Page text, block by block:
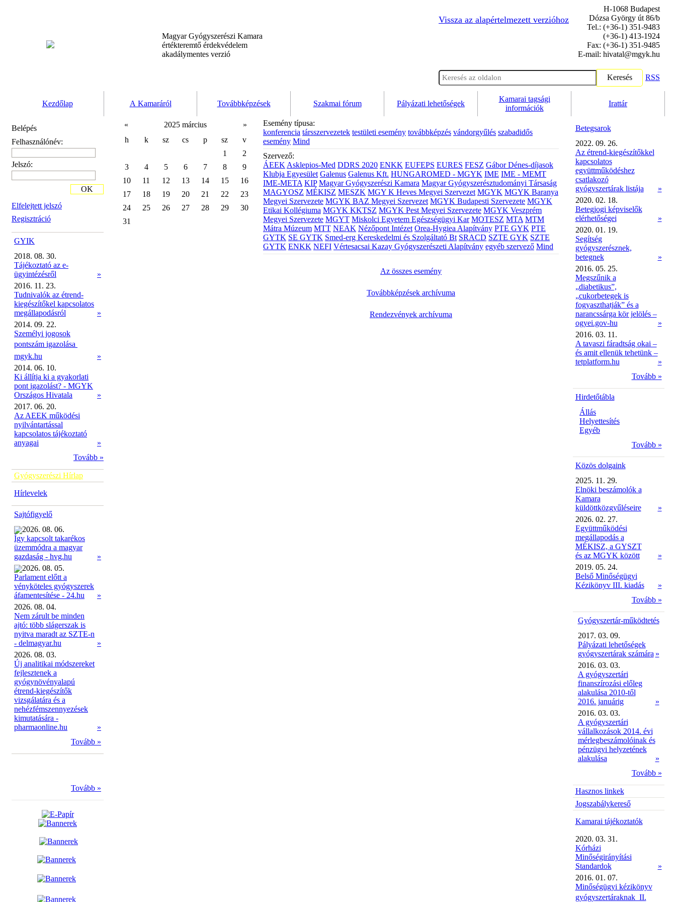
Magyar Gyógyszerészi Kamara
értékteremtő érdekvédelem
akadálymentes verzió
Vissza az alapértelmezett verzióhoz
H-1068 Budapest
Dózsa György út 86/b
Tel.: (+36-1) 351-9483
(+36-1) 413-1924
Fax: (+36-1) 351-9485
E-mail: hivatal@mgyk.hu
Keresés RSS
Kezdőlap A Kamaráról Továbbképzések Szakmai fórum Pályázati lehetőségek
Kamarai tagsági
információk
Irattár
Belépés
Felhasználónév:
Jelszó:
Elfelejtett jelszó
Regisztráció
OK
GYIK
2018. 08. 30.
Tájékoztató az e-
ügyintézésről
»
2016. 11. 23.
Tudnivalók az étrend-
kiegészítőkel kapcsolatos
megállapodásról
»
2014. 09. 22.
Személyi jogosok
pontszám igazolása 
mgyk.hu
»
2014. 06. 10.
Ki állítja ki a gyakorlati
pont igazolást? - MGYK
Országos Hivatala
»
2017. 06. 20.
Az AEEK működési
nyilvántartással
kapcsolatos tájékoztató
anyagai
»
Tovább »
Gyógyszerészi Hírlap
Hírlevelek
Sajtófigyelő
2026. 08. 06.
Így kapcsolt takarékos
üzemmódra a magyar
gazdaság - hvg.hu
»
2026. 08. 05.
Parlament előtt a
vényköteles gyógyszerek
áfamentesítése - 24.hu
»
2026. 08. 04.
Nem zárult be minden
ajtó: több slágerszak is
nyitva maradt az SZTE-n
- delmagyar.hu
»
2026. 08. 03.
Új analitikai módszereket
fejlesztenek a
gyógynövényalapú
étrend-kiegészítők
vizsgálatára és a
nehézfémszennyezések
kimutatására -
pharmaonline.hu
»
Tovább »
Tovább »
« 2025 március
»
h
k sz cs p sz
v
1
2
3
4 5 6 7 8
9
10
11 12 13 14 15
16
17
18 19 20 21 22
23
24
25 26 27 28 29
30
31
Esemény típusa:
konferencia társszervezetek testületi esemény továbbképzés vándorgyűlés szabadidős
esemény Mind
Szervező:
ÁEEK Asklepios-Med DDRS 2020 ENKK EUFEPS EURES FESZ Gábor Dénes-díjasok
Klubja Egyesület Galenus Galenus Kft. HUNGAROMED - MGYK IME IME - MEMT
IME-META KIP Magyar Gyógyszerészi Kamara Magyar Gyógyszerésztudományi Társaság
MAGYOSZ MÉKISZ MESZK MGY K Heves Megyei Szervezet MGYK MGYK Baranya
Megyei Szervezete MGYK BAZ Megyei Szervezet MGYK Budapesti Szervezete MGYK
Etikai Kollégiuma MGYK KKTSZ MGYK Pest Megyei Szervezete MGYK Veszprém
Megyei Szervezete MGYT Miskolci Egyetem Egészségügyi Kar MOTESZ MTA MTM
Mátra Múzeum MTT NEAK Nézőpont Intézet Orea-Hygiea Alapítvány PTE GYK PTE
GYTK SE GYTK Smed-erg Kereskedelmi és Szolgáltató Bt SRACD SZTE GYK SZTE
GYTK ENKK NEFI Vértesacsai Kazay Gyógyszerészeti Alapítvány egyéb szervező Mind
Az összes esemény
Továbbképzések archívuma
Rendezvények archívuma
Betegsarok
2022. 09. 26.
Az étrend-kiegészítőkkel
kapcsolatos
együttműködéshez
csatlakozó
gyógyszertárak listája
»
2020. 02. 18.
Betegjogi képviselők
elérhetőségei
»
2020. 01. 19.
Segítség
gyógyszerésznek,
betegnek
»
2016. 05. 25.
Megszűnik a
„diabetikus”,
„cukorbetegek is
fogyaszthatják” és a
narancssárga kör jelölés –
ogyei.gov-hu
»
2016. 03. 11.
A tavaszi fáradtság okai –
és amit ellenük tehetünk –
tetplatform.hu
»
Tovább »
Hirdetőtábla
Állás
Helyettesítés
Egyéb
Tovább »
Közös dolgaink
2025. 11. 29.
Elnöki beszámolók a
Kamara
küldöttközgyűléseire
»
2026. 02. 27.
Együttműködési
megállapodás a
MÉKISZ, a GYSZT
és az MGYK között
»
2019. 05. 24.
Belső Minőségügyi
Kézikönyv III. kiadás
»
Tovább »
Gyógyszertár-működtetés
2017. 03. 09.
Pályázati lehetőségek
gyógyszertárak számára »
2016. 03. 03.
A gyógyszertári
finanszírozási előleg
alakulása 2010-től
2016. januárig
»
2016. 03. 03.
A gyógyszertári
vállalkozások 2014. évi
mérlegbeszámolóinak és
pénzügyi helyzetének
alakulása
»
Tovább »
Hasznos linkek
Jogszabálykereső
Kamarai tájékoztatók
2020. 03. 31.
Kórházi
Minőségirányítási
Standardok
»
2016. 01. 07.
Minőségügyi kézikönyv
gyógyszertáraknak  II.